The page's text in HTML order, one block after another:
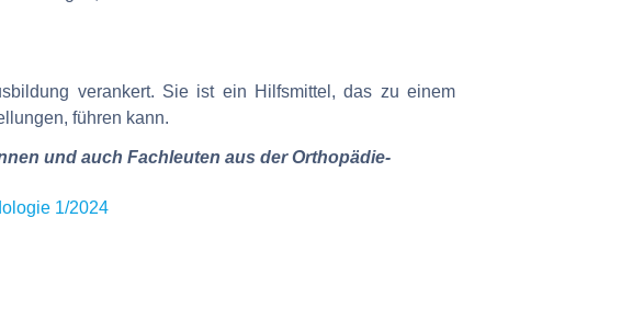
verankert. Sie ist ein Hilfsmittel, das zu einem
führen kann.
und auch Fachleuten aus der Orthopädie-
1/2024